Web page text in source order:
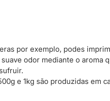
por exemplo, podes
odor mediante o aroma
e 1kg são produzidas em